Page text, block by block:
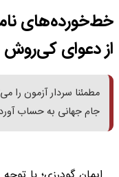
خط‌خورده‌های
از دعوای کی‌روش
مطمئنا سردار آزمون را
جام جهانی به حساب